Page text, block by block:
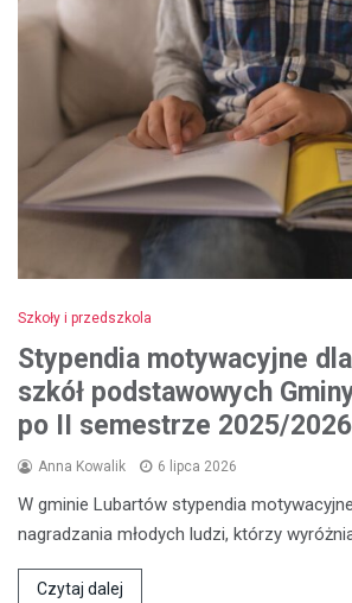
Szkoły i przedszkola
Stypendia motywacyjne
szkół podstawowych
po II semestrze 2025/2026
Anna Kowalik 6 lipca 2026
W gminie Lubartów stypendia
nagradzania młodych ludzi, którzy
Czytaj dalej